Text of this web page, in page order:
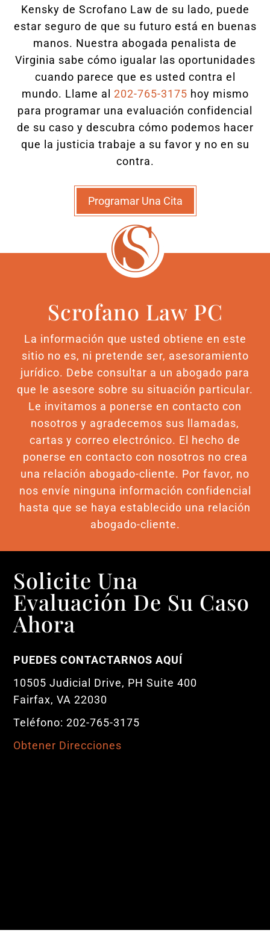
Kensky de Scrofano Law de su lado, puede
estar seguro de que su futuro está en buenas
manos. Nuestra abogada penalista de
Virginia sabe cómo igualar las oportunidades
cuando parece que es usted contra el
mundo. Llame al 202-765-3175 hoy mismo
para programar una evaluación confidencial
de su caso y descubra cómo podemos hacer
que la justicia trabaje a su favor y no en su
contra.
Programar Una Cita
Scrofano Law PC
La información que usted obtiene en este
sitio no es, ni pretende ser, asesoramiento
jurídico. Debe consultar a un abogado para
que le asesore sobre su situación particular.
Le invitamos a ponerse en contacto con
nosotros y agradecemos sus llamadas,
cartas y correo electrónico. El hecho de
ponerse en contacto con nosotros no crea
una relación abogado-cliente. Por favor, no
nos envíe ninguna información confidencial
hasta que se haya establecido una relación
abogado-cliente.
Solicite Una
Evaluación De Su Caso
Ahora
PUEDES CONTACTARNOS AQUÍ
10505 Judicial Drive, PH Suite 400
Fairfax, VA 22030
Teléfono: 202-765-3175
Obtener Direcciones